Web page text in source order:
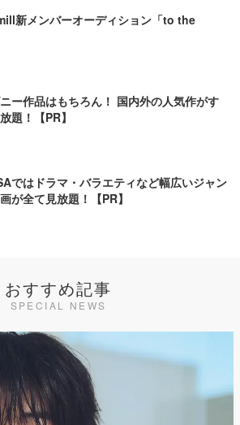
新メンバーオーディション「to the
ー作品はもちろん！ 国内外の人気作がす
題！【PR】
ではドラマ・バラエティなど幅広いジャン
が全て見放題！【PR】
おすすめ記事
SPECIAL NEWS